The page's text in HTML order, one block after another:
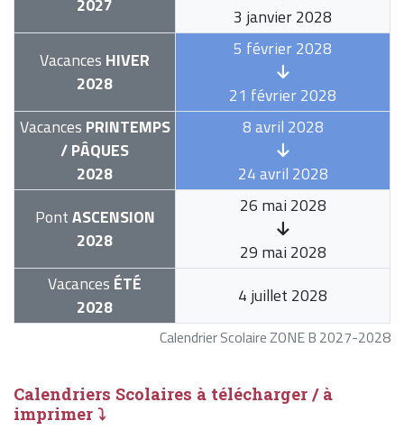
Calendrier Scolaire ZONE B 2027-2028
2027
3 janvier 2028
Vacances HIVER
2028
5 février 2028
21 février 2028
Vacances PRINTEMPS
/ PÂQUES
2028
8 avril 2028
24 avril 2028
PontASCENSION
2028
26 mai 2028
29 mai 2028
Vacances ÉTÉ
2028
4 juillet 2028
Calendriers Scolaires à télécharger / à
imprimer ⤵